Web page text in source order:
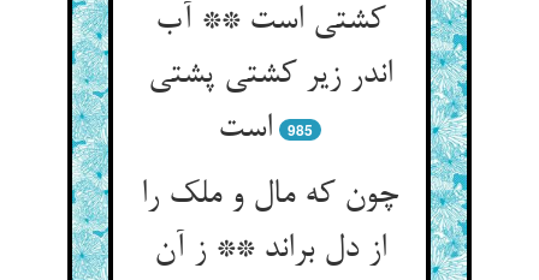
کشتی است ** آب
اندر زیر کشتی پشتی
985
چون که مال و ملک را
از دل براند ** ز آن